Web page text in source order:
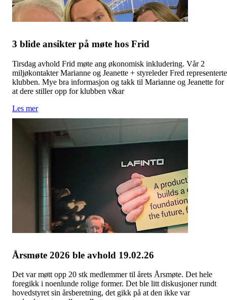
3 blide ansikter på møte hos Frid
Tirsdag avhold Frid møte ang økonomisk inkludering. Vår 2
miljøkontakter Marianne og Jeanette + styreleder Fred representerte
klubben. Mye bra informasjon og takk til Marianne og Jeanette for
at dere stiller opp for klubben v&ar
Les mer
Årsmøte 2026 ble avhold 19.02.26
Det var møtt opp 20 stk medlemmer til årets Årsmøte. Det hele
foregikk i noenlunde rolige former. Det ble litt diskusjoner rundt
hovedstyret sin årsberetning, det gikk på at den ikke var